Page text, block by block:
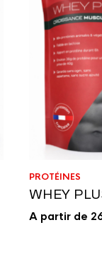
PROTÉINES
WHEY
A partir de